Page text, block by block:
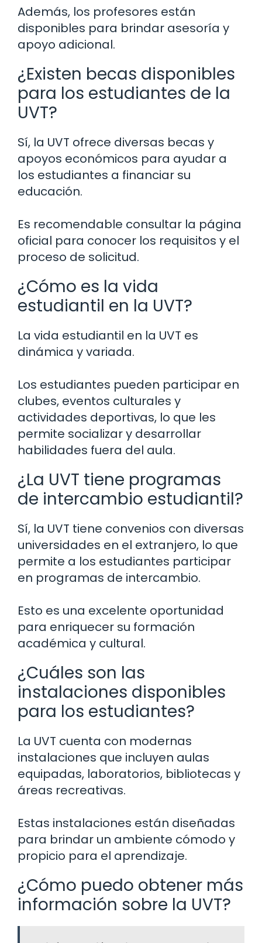
Además, los profesores están
disponibles para brindar asesoría y
apoyo adicional.
¿Existen becas disponibles
para los estudiantes de la
UVT?
Sí, la UVT ofrece diversas becas y
apoyos económicos para ayudar a
los estudiantes a financiar su
educación.
Es recomendable consultar la página
oficial para conocer los requisitos y el
proceso de solicitud.
¿Cómo es la vida
estudiantil en la UVT?
La vida estudiantil en la UVT es
dinámica y variada.
Los estudiantes pueden participar en
clubes, eventos culturales y
actividades deportivas, lo que les
permite socializar y desarrollar
habilidades fuera del aula.
¿La UVT tiene programas
de intercambio estudiantil?
Sí, la UVT tiene convenios con diversas
universidades en el extranjero, lo que
permite a los estudiantes participar
en programas de intercambio.
Esto es una excelente oportunidad
para enriquecer su formación
académica y cultural.
¿Cuáles son las
instalaciones disponibles
para los estudiantes?
La UVT cuenta con modernas
instalaciones que incluyen aulas
equipadas, laboratorios, bibliotecas y
áreas recreativas.
Estas instalaciones están diseñadas
para brindar un ambiente cómodo y
propicio para el aprendizaje.
¿Cómo puedo obtener más
información sobre la UVT?